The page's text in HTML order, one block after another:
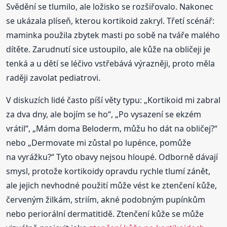
Svědění se tlumilo, ale ložisko se rozšiřovalo. Nakonec
se ukázala plíseň, kterou kortikoid zakryl. Třetí scénář:
maminka použila zbytek masti po sobě na tváře malého
dítěte. Zarudnutí sice ustoupilo, ale kůže na obličeji je
tenká a u dětí se léčivo vstřebává výrazněji, proto měla
raději zavolat pediatrovi.
V diskuzích lidé často píší věty typu: „Kortikoid mi zabral
za dva dny, ale bojím se ho“, „Po vysazení se ekzém
vrátil“, „Mám doma Beloderm, můžu ho dát na obličej?“
nebo „Dermovate mi zůstal po lupénce, pomůže
na vyrážku?“ Tyto obavy nejsou hloupé. Odborně dávají
smysl, protože kortikoidy opravdu rychle tlumí zánět,
ale jejich nevhodné použití může vést ke ztenčení kůže,
červeným žilkám, striím, akné podobným pupínkům
nebo periorální dermatitidě. Ztenčení kůže se může